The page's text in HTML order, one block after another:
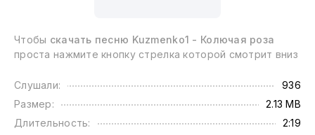
Чтобы скачать песню Kuzmenko1 - Колючая роза
проста нажмите кнопку стрелка которой смотрит вниз
Слушали:
936
Размер:
2.13 MB
Длительность:
2:19